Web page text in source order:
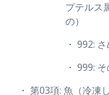
プテルス
の）
・ 992:
・ 999:
・ 第03項: 魚（冷凍